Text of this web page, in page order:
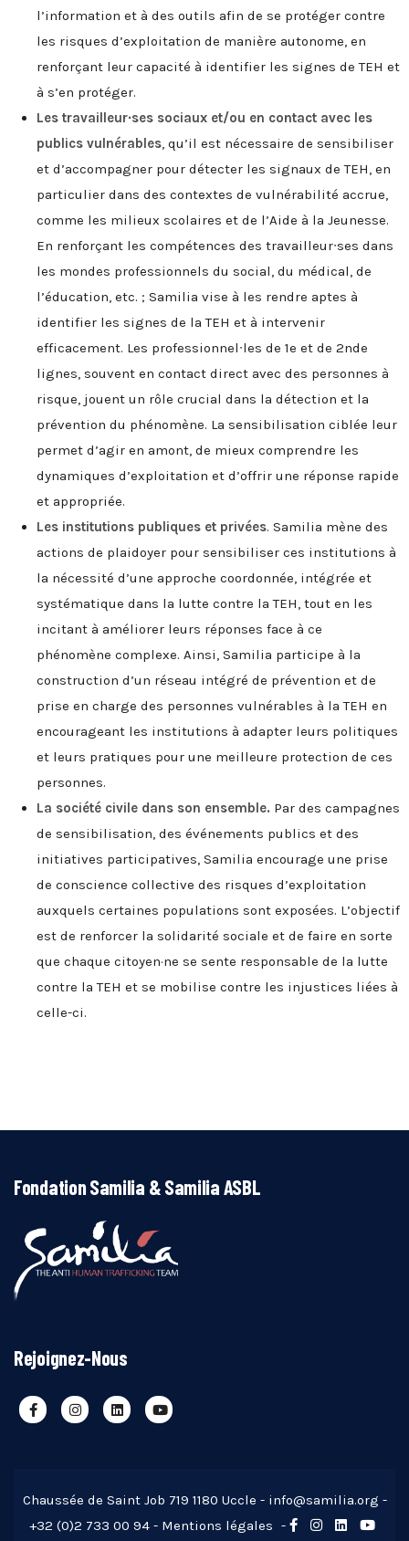
l’information et à des outils afin de se protéger contre
les risques d’exploitation de manière autonome, en
renforçant leur capacité à identifier les signes de TEH et
à s’en protéger.
Les travailleur∙ses sociaux et/ou en contact avec les
publics vulnérables, qu’il est nécessaire de sensibiliser
et d’accompagner pour détecter les signaux de TEH, en
particulier dans des contextes de vulnérabilité accrue,
comme les milieux scolaires et de l’Aide à la Jeunesse.
En renforçant les compétences des travailleur∙ses dans
les mondes professionnels du social, du médical, de
l’éducation, etc. ; Samilia vise à les rendre aptes à
identifier les signes de la TEH et à intervenir
efficacement. Les professionnel∙les de 1e et de 2nde
lignes, souvent en contact direct avec des personnes à
risque, jouent un rôle crucial dans la détection et la
prévention du phénomène. La sensibilisation ciblée leur
permet d’agir en amont, de mieux comprendre les
dynamiques d’exploitation et d’offrir une réponse rapide
et appropriée.
Les institutions publiques et privées. Samilia mène des
actions de plaidoyer pour sensibiliser ces institutions à
la nécessité d’une approche coordonnée, intégrée et
systématique dans la lutte contre la TEH, tout en les
incitant à améliorer leurs réponses face à ce
phénomène complexe. Ainsi, Samilia participe à la
construction d’un réseau intégré de prévention et de
prise en charge des personnes vulnérables à la TEH en
encourageant les institutions à adapter leurs politiques
et leurs pratiques pour une meilleure protection de ces
personnes.
La société civile dans son ensemble. Par des campagnes
de sensibilisation, des événements publics et des
initiatives participatives, Samilia encourage une prise
de conscience collective des risques d’exploitation
auxquels certaines populations sont exposées. L’objectif
est de renforcer la solidarité sociale et de faire en sorte
que chaque citoyen·ne se sente responsable de la lutte
contre la TEH et se mobilise contre les injustices liées à
celle-ci.
Fondation Samilia & Samilia ASBL
Rejoignez-Nous
Chaussée de Saint Job 719 1180 Uccle - info@samilia.org -
+32 (0)2 733 00 94 - Mentions légales -